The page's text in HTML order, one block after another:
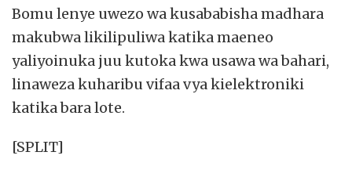
Bomu lenye uwezo wa kusababisha madhara
makubwa likilipuliwa katika maeneo
yaliyoinuka juu kutoka kwa usawa wa bahari,
linaweza kuharibu vifaa vya kielektroniki
katika bara lote.
[SPLIT]